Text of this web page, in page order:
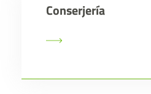
Conserjería